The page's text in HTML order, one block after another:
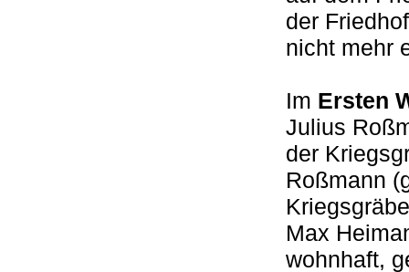
der
nicht mehr
Im Ersten
Julius
der
Roßmann
Max
wohnhaft,